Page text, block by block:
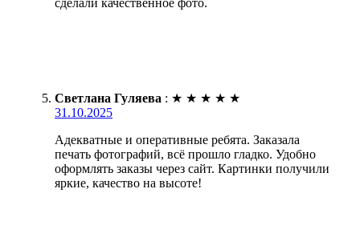
Светлана Гуляева : ★ ★ ★ ★ ★
31.10.2025
Адекватные и оперативные ребята. Заказала
печать фотографий, всё прошло гладко. Удобно
оформлять заказы через сайт. Картинки получили
яркие, качество на высоте!